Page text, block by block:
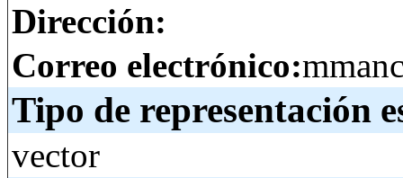
Dirección:
Correo electrónico:
Tipo de representación
vector